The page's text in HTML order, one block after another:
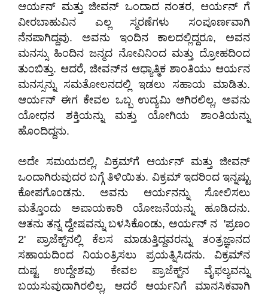
​ಆರ್ಯನ್ ಮತ್ತು ಜೀವನ್ ಒಂದಾದ ನಂತರ, ಆರ್ಯನ್ ಗೆ
ವೀರಬಾಹುವಿನ ಎಲ್ಲ ಸ್ಮರಣೆಗಳು ಸಂಪೂರ್ಣವಾಗಿ
ನೆನಪಾಗಿದ್ದವು. ಅವನು ಇಂದಿನ ಕಾಲದಲ್ಲಿದ್ದರೂ, ಅವನ
ಮನಸ್ಸು ಹಿಂದಿನ ಜನ್ಮದ ನೋವಿನಿಂದ ಮತ್ತು ದ್ರೋಹದಿಂದ
ತುಂಬಿತ್ತು. ಆದರೆ, ಜೀವನ್‌ನ ಆಧ್ಯಾತ್ಮಿಕ ಶಾಂತಿಯು ಆರ್ಯನ
ಮನಸ್ಸನ್ನು ಸಮತೋಲನದಲ್ಲಿ ಇಡಲು ಸಹಾಯ ಮಾಡಿತು.
ಆರ್ಯನ್ ಈಗ ಕೇವಲ ಒಬ್ಬ ಉದ್ಯಮಿ ಆಗಿರಲಿಲ್ಲ, ಅವನು
ಯೋಧನ ಶಕ್ತಿಯನ್ನು ಮತ್ತು ಯೋಗಿಯ ಶಾಂತಿಯನ್ನು
ಹೊಂದಿದ್ದನು.
​ಅದೇ ಸಮಯದಲ್ಲಿ, ವಿಕ್ರಮ್‌ಗೆ ಆರ್ಯನ್ ಮತ್ತು ಜೀವನ್
ಒಂದಾಗಿರುವುದರ ಬಗ್ಗೆ ತಿಳಿಯಿತು. ವಿಕ್ರಮ್‌ ಇದರಿಂದ ಇನ್ನಷ್ಟು
ಕೋಪಗೊಂಡನು. ಅವನು ಆರ್ಯನನ್ನು ಸೋಲಿಸಲು
ಮತ್ತೊಂದು ಅಪಾಯಕಾರಿ ಯೋಜನೆಯನ್ನು ಹೂಡಿದನು.
ಆತನು ತನ್ನ ದ್ವೇಷವನ್ನು ಬಳಸಿಕೊಂಡು, ಅರ್ಯನ್ ನ 'ಪ್ರಣಂ
2' ಪ್ರಾಜೆಕ್ಟ್‌ನಲ್ಲಿ ಕೆಲಸ ಮಾಡುತ್ತಿದ್ದವರನ್ನು ತಂತ್ರಜ್ಞಾನದ
ಸಹಾಯದಿಂದ ನಿಯಂತ್ರಿಸಲು ಪ್ರಯತ್ನಿಸಿದನು. ವಿಕ್ರಮ್‌‌ನ
ದುಷ್ಟ ಉದ್ದೇಶವು ಕೇವಲ ಪ್ರಾಜೆಕ್ಟ್‌ನ ವೈಫಲ್ಯವನ್ನು
ಬಯಸುವುದಾಗಿರಲಿಲ್ಲ, ಆದರೆ ಆರ್ಯನಿಗೆ ಮಾನಸಿಕವಾಗಿ